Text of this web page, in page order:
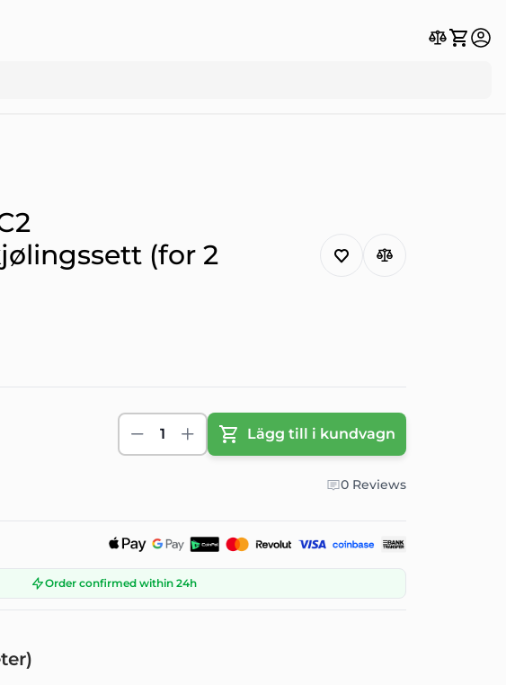
(for 2
1 Lägg till i kundvagn
0 Reviews
Order confirmed within 24h